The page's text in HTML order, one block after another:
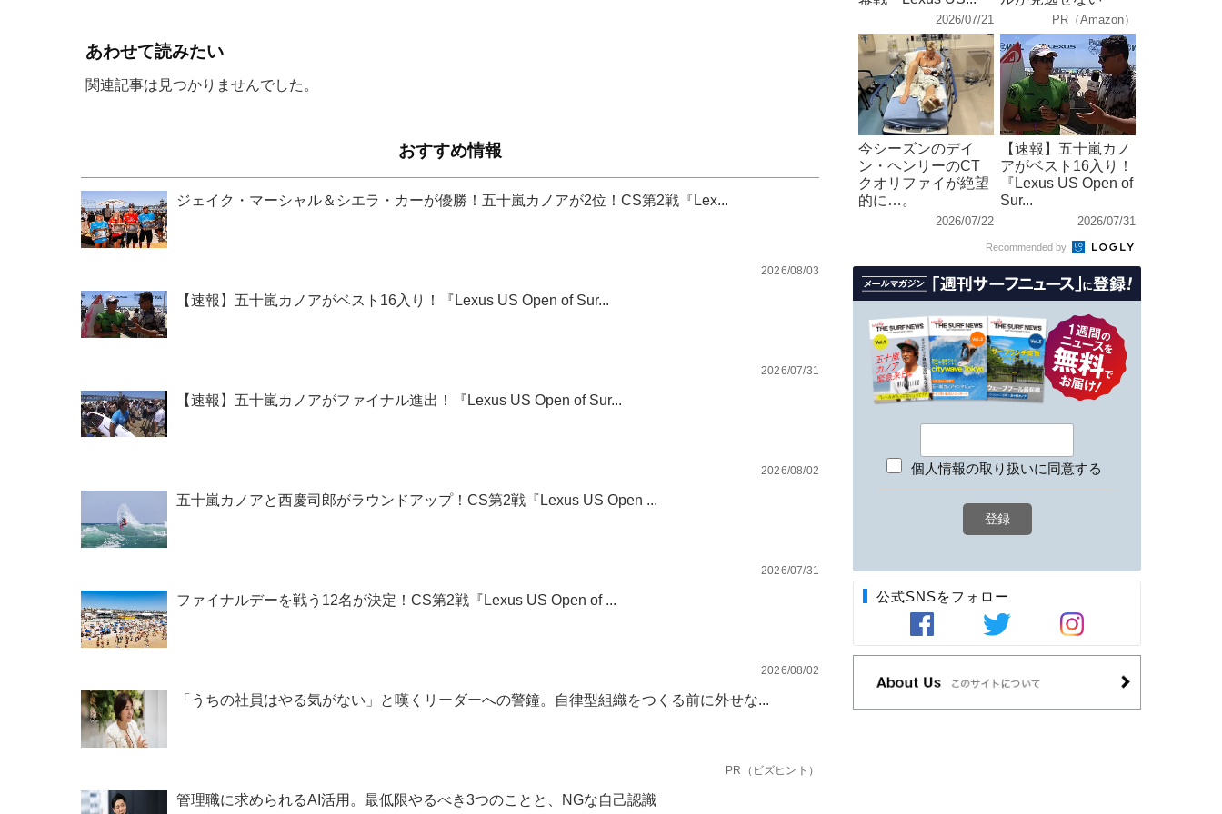
あわせて読みたい
関連記事は見つかりませんでした。
おすすめ情報
ジェイク・マーシャル＆シエラ・カーが優勝！五十嵐カノアが2位！CS第2戦『Lex...
2026/08/03
【速報】五十嵐カノアがベスト16入り！『Lexus US Open of Sur...
2026/07/31
【速報】五十嵐カノアがファイナル進出！『Lexus US Open of Sur...
2026/08/02
五十嵐カノアと西慶司郎がラウンドアップ！CS第2戦『Lexus US Open ...
2026/07/31
ファイナルデーを戦う12名が決定！CS第2戦『Lexus US Open of ...
2026/08/02
「うちの社員はやる気がない」と嘆くリーダーへの警鐘。自律型組織をつくる前に外せな...
PR（ビズヒント）
管理職に求められるAI活用。最低限やるべき3つのことと、NGな自己認識
2026/07/21 PR（Amazon）
今シーズンのデイ
ン・ヘンリーのCT
クオリファイが絶望
的に…。
2026/07/22
【速報】五十嵐カノ
アがベスト16入り！
『Lexus US Open of
Sur...
2026/07/31
Recommended by
個人情報の取り扱いに同意する
公式SNSをフォロー